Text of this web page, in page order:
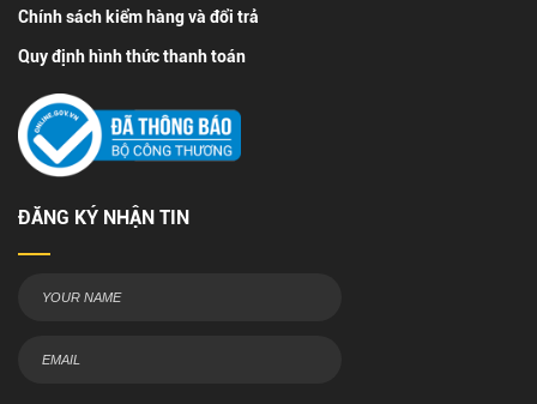
Chính sách kiểm hàng và đổi trả
Quy định hình thức thanh toán
ĐĂNG KÝ NHẬN TIN